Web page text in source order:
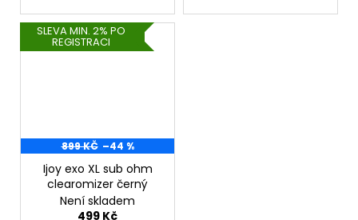
SLEVA MIN. 2% PO
REGISTRACI
899 KČ –44 %
Ijoy exo XL sub ohm
clearomizer černý
Není skladem
499 Kč